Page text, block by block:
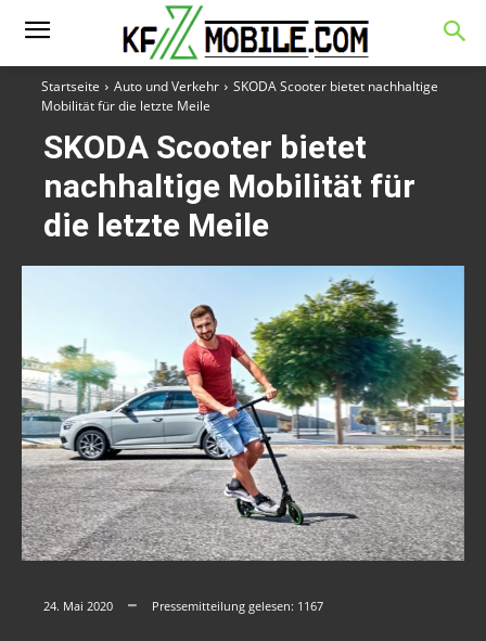
Startseite Auto und Verkehr
SKODA Scooter bietet nachhaltige
Mobilität für die letzte Meile
SKODA Scooter bietet
nachhaltige Mobilität für
die letzte Meile
24. Mai 2020 Pressemitteilung gelesen: 1167